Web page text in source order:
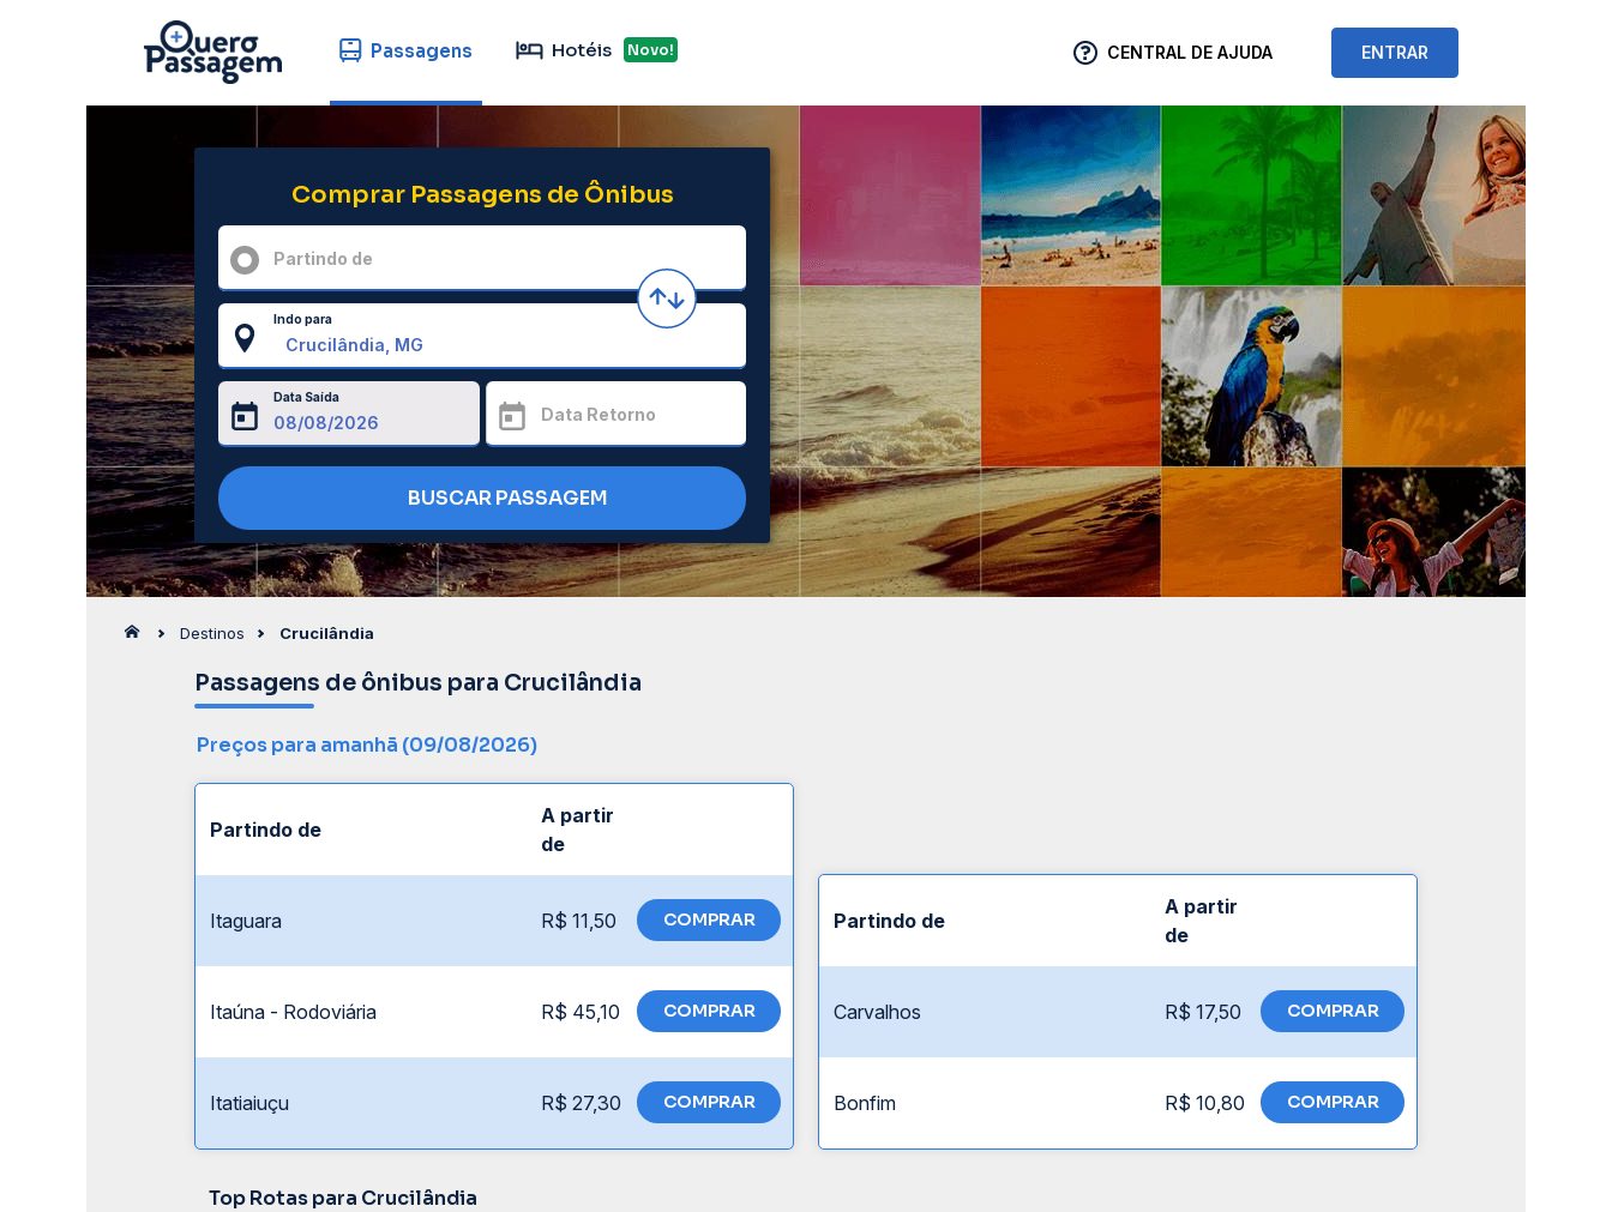
Passagens Hotéis Novo! CENTRAL DE AJUDA ENTRAR
Comprar Passagens de Ônibus
Partindo de
Indo para
Data Saída
Data Retorno
BUSCAR PASSAGEM
Destinos Crucilândia
Passagens de ônibus para Crucilândia
Preços para amanhã (09/08/2026)
Partindo de
A partir
de
Itaguara R$ 11,50 COMPRAR
Itaúna - Rodoviária R$ 45,10 COMPRAR
Itatiaiuçu R$ 27,30 COMPRAR
Partindo de
A partir
de
Carvalhos R$ 17,50 COMPRAR
Bonfim R$ 10,80 COMPRAR
Top Rotas para Crucilândia